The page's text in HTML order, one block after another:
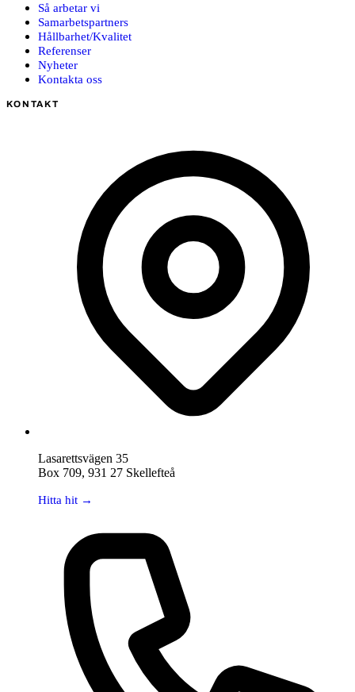
Så arbetar vi
Samarbetspartners
Hållbarhet/Kvalitet
Referenser
Nyheter
Kontakta oss
KONTAKT
Lasarettsvägen 35
Box 709, 931 27 Skellefteå
Hitta hit →